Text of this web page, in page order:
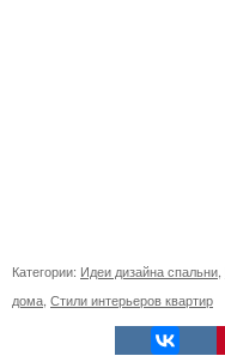
Категории: Идеи дизайна спальни
дома Стили интерьеров квартир